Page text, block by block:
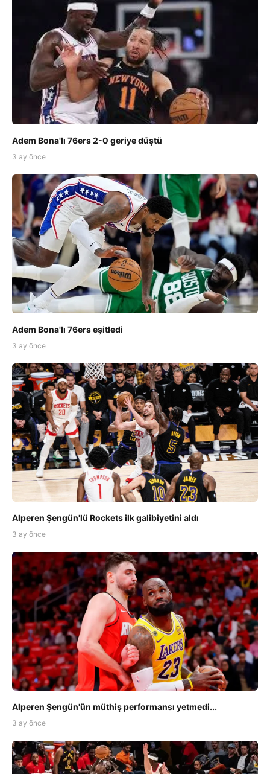
Adem Bona'lı 76ers 2-0 geriye düştü
3 ay önce
Adem Bona'lı 76ers eşitledi
3 ay önce
Alperen Şengün'lü Rockets ilk galibiyetini aldı
3 ay önce
Alperen Şengün'ün müthiş performansı yetmedi...
3 ay önce